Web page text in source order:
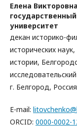
Елена
университет
декан историко-
исторических
истории,
г. Белгород, Россия
E-mail:
ORCID: 0000-0002-